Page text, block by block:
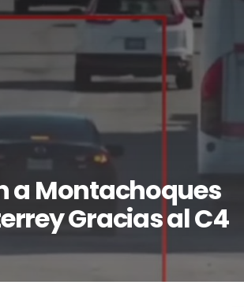
a Montachoques
Gracias al C4